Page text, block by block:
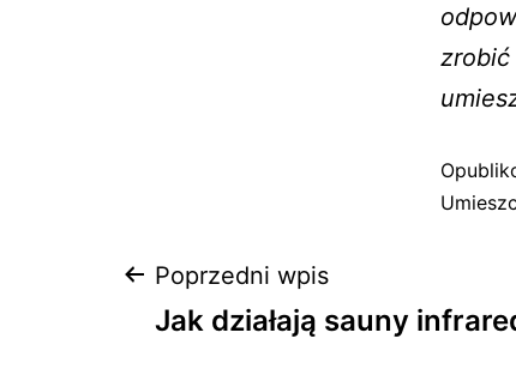
Poprzedni wpis
Jak działają sauny